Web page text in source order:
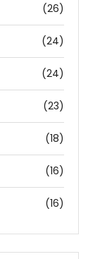
(26)
(24)
(24)
(23)
(18)
(16)
(16)